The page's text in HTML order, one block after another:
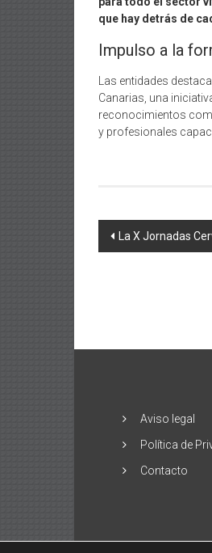
que hay detrás de
Impulso a la
Las entidades
Canarias, una
reconocimientos
y profesionales
La X Jornadas
Aviso legal
Política de
Contacto